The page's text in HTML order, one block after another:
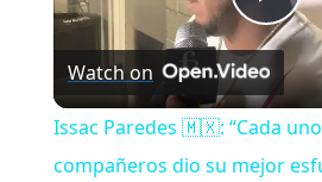
Watch on
Issac Paredes 🇲🇽: “Cada
compañeros dio su mejor